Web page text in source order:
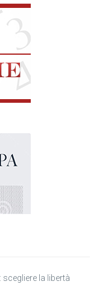
la libertà